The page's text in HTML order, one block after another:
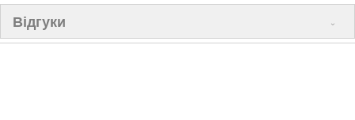
Відгуки